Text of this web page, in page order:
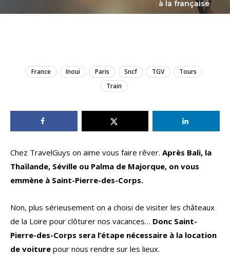
à la française
France Inoui Paris Sncf TGV
Tours
Train
Chez TravelGuys on aime vous faire rêver. Après Bali, la
Thaïlande, Séville ou Palma de Majorque, on vous
emmène à Saint-Pierre-des-Corps.
Non, plus sérieusement on a choisi de visiter les châteaux
de la Loire pour clôturer nos vacances… Donc Saint-
Pierre-des-Corps sera l’étape nécessaire à la location
de voiture pour nous rendre sur les lieux.